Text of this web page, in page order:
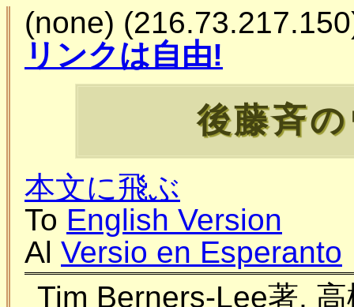
(none)
リンクは自由!
後藤斉
本文に飛ぶ
To English Version
Al Versio en Esperanto
Tim Berners-Lee著,